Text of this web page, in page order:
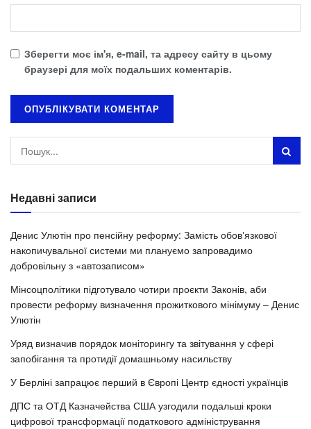
Зберегти моє ім'я, e-mail, та адресу сайту в цьому
браузері для моїх подальших коментарів.
Недавні записи
Денис Улютін про пенсійну реформу: Замість обовʼязкової
накопичувальної системи ми плануємо запровадимо
добровільну з «автозаписом»
Мінсоцполітики підготувало чотири проєкти Законів, аби
провести реформу визначення прожиткового мінімуму – Денис
Улютін
Уряд визначив порядок моніторингу та звітування у сфері
запобігання та протидії домашньому насильству
У Берліні запрацює перший в Європі Центр єдності українців
ДПС та ОТД Казначейства США узгодили подальші кроки
цифрової трансформації податкового адміністрування